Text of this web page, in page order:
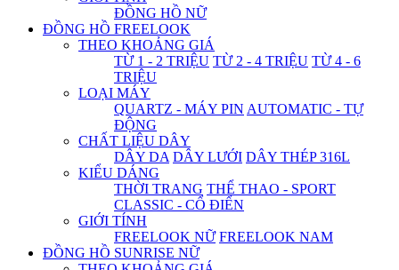
ĐỒNG HỒ NỮ
ĐỒNG HỒ FREELOOK
THEO KHOẢNG GIÁ
TỪ 1 - 2 TRIỆU TỪ 2 - 4 TRIỆU TỪ 4 - 6
TRIỆU
LOẠI MÁY
QUARTZ - MÁY PIN AUTOMATIC - TỰ
ĐỘNG
CHẤT LIỆU DÂY
DÂY DA DÂY LƯỚI DÂY THÉP 316L
KIỂU DÁNG
THỜI TRANG THỂ THAO - SPORT
CLASSIC - CỔ ĐIỂN
GIỚI TÍNH
FREELOOK NỮ FREELOOK NAM
ĐỒNG HỒ SUNRISE NỮ